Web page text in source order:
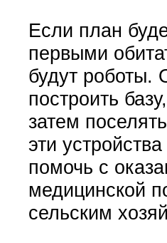
Если план
первыми
будут роботы.
построить
затем
эти
помочь с
медицинской
сельским